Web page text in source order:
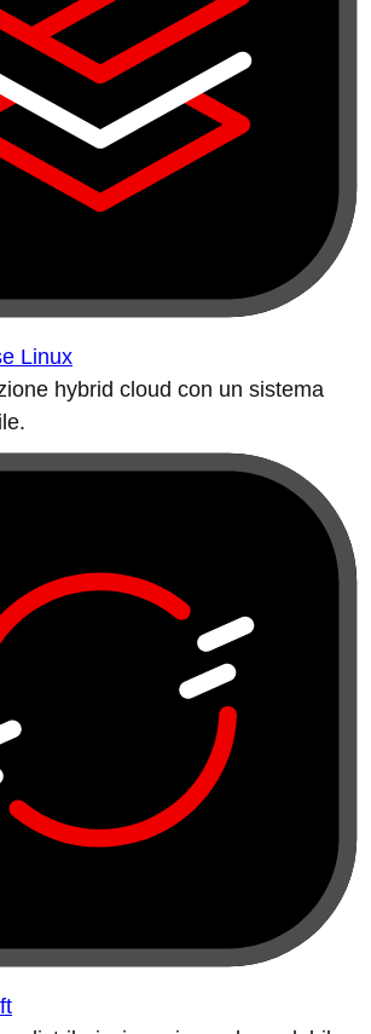
Linux
hybrid cloud con un sistema